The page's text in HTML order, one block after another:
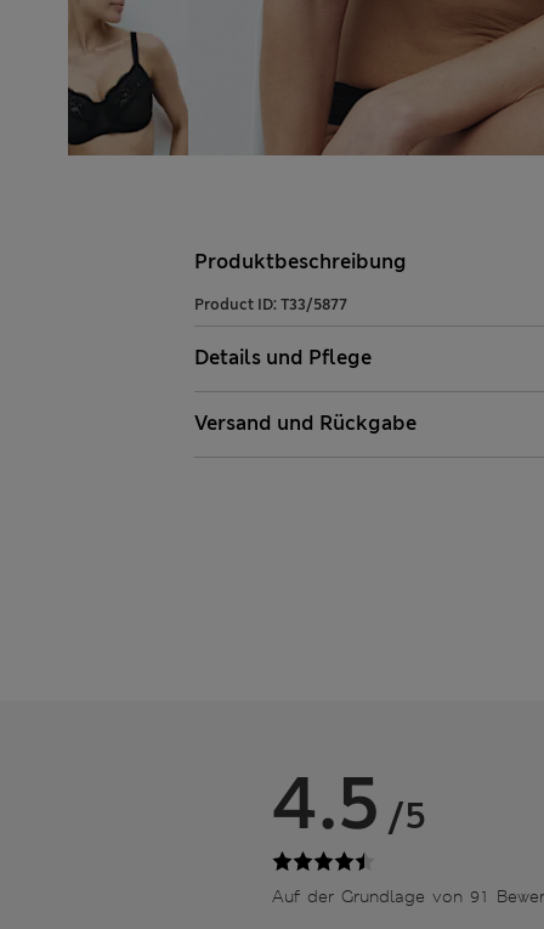
Produktbeschreibung
Product ID: T33/5877
Details und Pflege
Versand und Rückgabe
4.5 /5
Auf der Grundlage von 91